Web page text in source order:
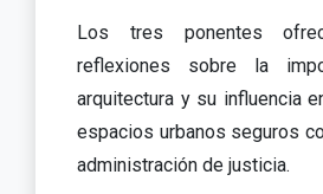
Los tres ponentes
reflexiones sobre la
arquitectura y su influencia
espacios urbanos seguros
administración de justicia.